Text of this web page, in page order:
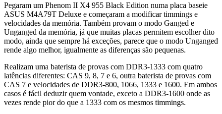
Pegaram um Phenom II X4 955 Black Edition numa placa baseie
ASUS M4A79T Deluxe e começaram a modificar timmings e
velocidades da memória. Também provam o modo Ganged e
Unganged da memória, já que muitas placas permitem escolher dito
modo, ainda que sempre há exceções, parece que o modo Unganged
rende algo melhor, igualmente as diferenças são pequenas.
Realizam uma baterista de provas com DDR3-1333 com quatro
latências diferentes: CAS 9, 8, 7 e 6, outra baterista de provas com
CAS 7 e velocidades de DDR3-800, 1066, 1333 e 1600. Em ambos
casos é fácil deduzir quem vontade, exceto a DDR3-1600 onde as
vezes rende pior do que a 1333 com os mesmos timmings.